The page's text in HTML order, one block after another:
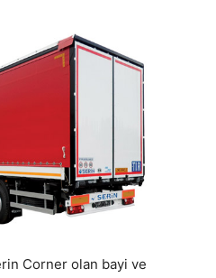
Corner olan bayi ve